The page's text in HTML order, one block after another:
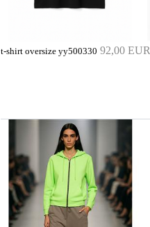
t-shirt oversize yy500330 92,00 EUR